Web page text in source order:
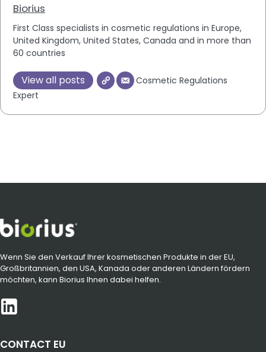
Biorius
First Class specialists in cosmetic regulations in Europe,
United Kingdom, United States, Canada and in more than
60 countries
View all posts
Cosmetic Regulations
Expert
Wenn Sie den Verkauf Ihrer kosmetischen Produkte in der EU,
Großbritannien, den USA, Kanada oder anderen Ländern fördern
möchten, kann Biorius Ihnen dabei helfen.
CONTACT EU